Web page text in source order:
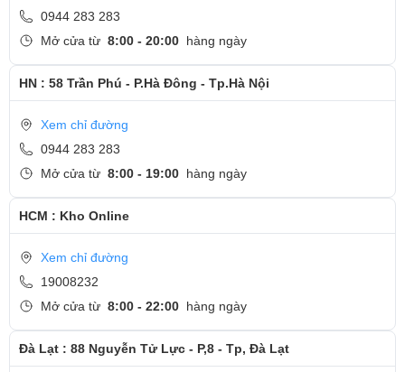
0944 283 283
Mở cửa từ 8:00 - 20:00 hàng ngày
HN : 58 Trần Phú - P.Hà Đông - Tp.Hà Nội
Xem chỉ đường
0944 283 283
Mở cửa từ 8:00 - 19:00 hàng ngày
HCM : Kho Online
Xem chỉ đường
19008232
Mở cửa từ 8:00 - 22:00 hàng ngày
Đà Lạt : 88 Nguyễn Tử Lực - P,8 - Tp, Đà Lạt